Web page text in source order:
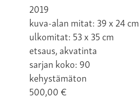
2019
kuva-alan mitat: 39 x 24 cm
ulkomitat: 53 x 35 cm
etsaus, akvatinta
sarjan koko: 90
kehystämäton
500,00€